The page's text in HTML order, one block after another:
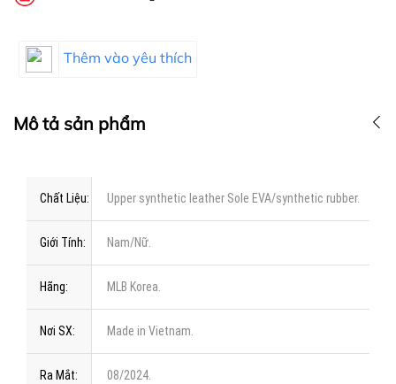
Thêm vào yêu thích
Mô tả sản phẩm
Chất Liệu: Upper synthetic leather Sole EVA/synthetic rubber.
Giới Tính: Nam/Nữ.
Hãng: MLB Korea.
Nơi SX: Made in Vietnam.
Ra Mắt: 08/2024.